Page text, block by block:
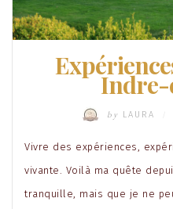
by LAURA
Vivre des expériences,
vivante. Voilà ma quête
tranquille, mais que je ne